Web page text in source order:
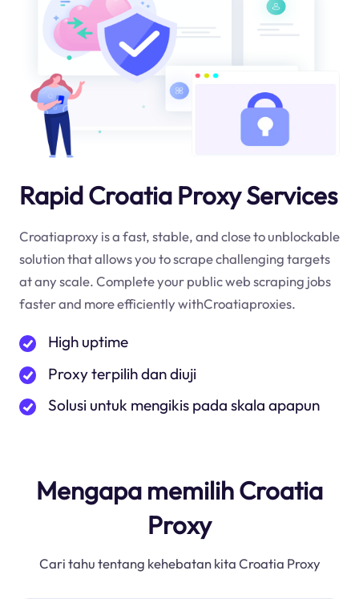
Rapid Croatia Proxy Services
Croatiaproxy is a fast, stable, and close to unblockable
solution that allows you to scrape challenging targets
at any scale. Complete your public web scraping jobs
faster and more efficiently withCroatiaproxies.
High uptime
Proxy terpilih dan diuji
Solusi untuk mengikis pada skala apapun
Mengapa memilih Croatia
Proxy
Cari tahu tentang kehebatan kita Croatia Proxy